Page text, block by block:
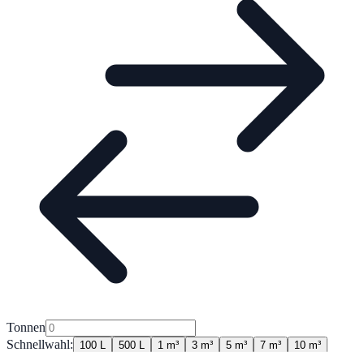
Tonnen
Schnellwahl:
100 L 500 L 1 m³ 3 m³ 5 m³ 7 m³ 10 m³